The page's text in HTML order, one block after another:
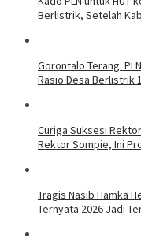
Berlistrik, Setelah
Gorontalo Terang.
Rasio Desa Berlistrik
Curiga Suksesi
Rektor Sompie, Ini
Tragis Nasib Hamka
Ternyata 2026 Jadi